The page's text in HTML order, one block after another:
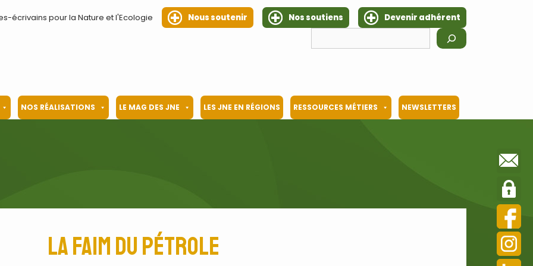
écrivains pour la Nature et l'Ecologie Nous soutenir Nos soutiens
Devenir adhérent
NOS RÉALISATIONS LE MAG DES JNE LES JNE EN RÉGIONS RESSOURCES MÉTIERS NEWSLETTERS
La faim du pétrole